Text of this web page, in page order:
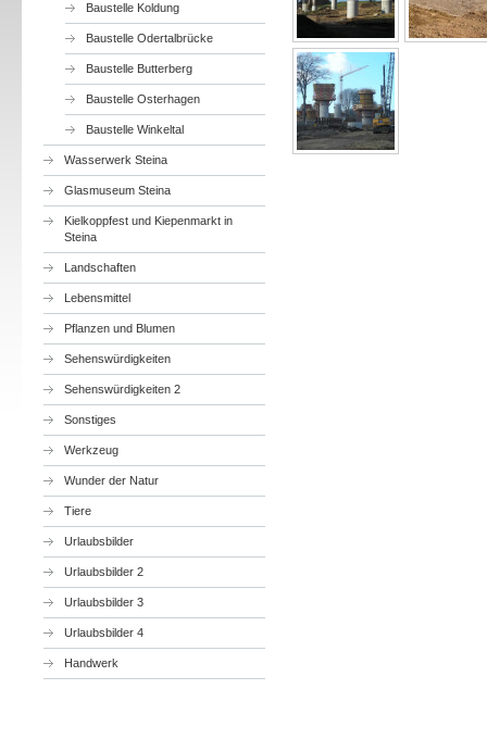
Baustelle Koldung
Baustelle Odertalbrücke
Baustelle Butterberg
Baustelle Osterhagen
Baustelle Winkeltal
Wasserwerk Steina
Glasmuseum Steina
Kielkoppfest und Kiepenmarkt in
Steina
Landschaften
Lebensmittel
Pflanzen und Blumen
Sehenswürdigkeiten
Sehenswürdigkeiten 2
Sonstiges
Werkzeug
Wunder der Natur
Tiere
Urlaubsbilder
Urlaubsbilder 2
Urlaubsbilder 3
Urlaubsbilder 4
Handwerk